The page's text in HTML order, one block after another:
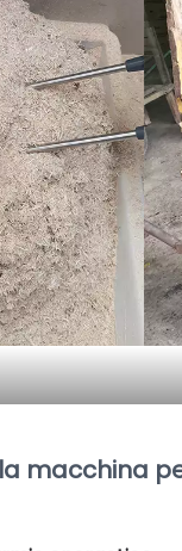
macchina